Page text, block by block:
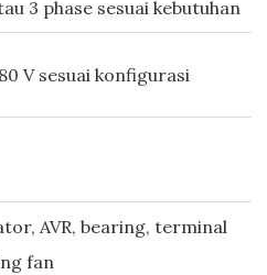
3 phase sesuai kebutuhan
V sesuai konfigurasi
AVR, bearing, terminal
fan